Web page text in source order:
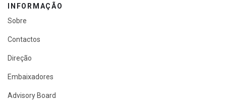
INFORMAÇÃO
Sobre
Contactos
Direção
Embaixadores
Advisory Board